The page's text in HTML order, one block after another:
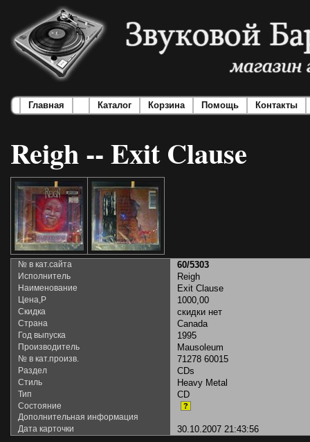
Главная Каталог Корзина Помощь Контакты
Reigh -- Exit Clause
№ в кат.сайта 60/5303
Исполнитель Reigh
Наименование Exit Clause
Цена,Р 1000,00
Скидка скидки нет
Страна Canada
Год выпуска 1995
Производитель Mausoleum
№ в кат.произв. 71278 60015
Раздел CDs
Стиль Heavy Metal
Тип CD
Состояние ?
Дополнительная информация
Дата карточки
30.10.2007 21:43:56